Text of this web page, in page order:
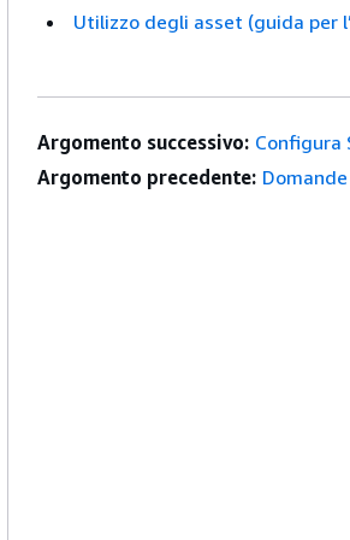
Utilizzo degli asset (guida per
Argomento successivo: Configura
Argomento precedente: